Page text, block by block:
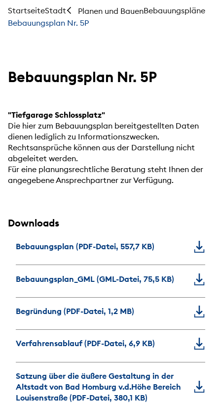
StartseiteStadt Planen und BauenBebauungspläne
Bebauungsplan Nr. 5P
Bebauungsplan Nr. 5P
"Tiefgarage Schlossplatz"
Die hier zum Bebauungsplan bereitgestellten Daten
dienen lediglich zu Informationszwecken.
Rechtsansprüche können aus der Darstellung nicht
abgeleitet werden.
Für eine planungsrechtliche Beratung steht Ihnen der
angegebene Ansprechpartner zur Verfügung.
Downloads
Bebauungsplan (PDF-Datei, 557,7 KB)
Bebauungsplan_GML (GML-Datei, 75,5 KB)
Begründung (PDF-Datei, 1,2 MB)
Verfahrensablauf (PDF-Datei, 6,9 KB)
Satzung über die äußere Gestaltung in der
Altstadt von Bad Homburg v.d.Höhe Bereich
Louisenstraße (PDF-Datei, 380,1 KB)